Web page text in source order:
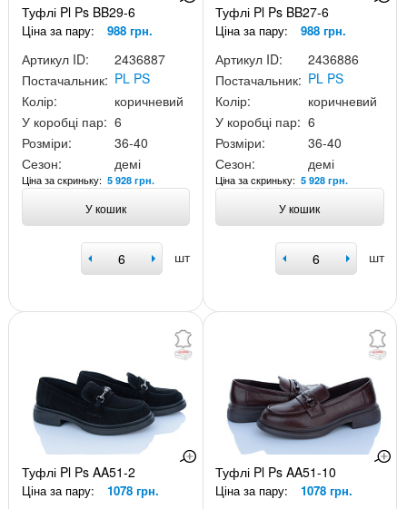
Туфлі Pl Ps BB29-6
Ціна за пару: 988 грн.
Артикул ID:
2436887
Постачальник: PL PS
Колір:
коричневий
У коробці пар: 6
Розміри:
36-40
Сезон:
демі
Ціна за скриньку: 5 928 грн.
У кошик
шт
Туфлі Pl Ps BB27-6
Ціна за пару: 988 грн.
Артикул ID:
2436886
Постачальник: PL PS
Колір:
коричневий
У коробці пар: 6
Розміри:
36-40
Сезон:
демі
Ціна за скриньку:5 928 грн.
У кошик
шт
Туфлі Pl Ps AA51-2
Ціна за пару: 1078 грн.
Туфлі Pl Ps AA51-10
Ціна за пару: 1078 грн.